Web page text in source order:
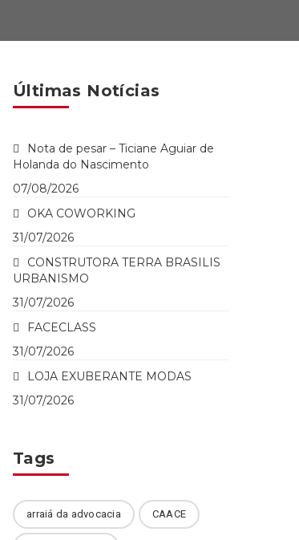
Últimas Notícias
Nota de pesar – Ticiane Aguiar de
Holanda do Nascimento
07/08/2026
OKA COWORKING
31/07/2026
CONSTRUTORA TERRA BRASILIS
URBANISMO
31/07/2026
FACECLASS
31/07/2026
LOJA EXUBERANTE MODAS
31/07/2026
Tags
arraiá da advocacia CAACE